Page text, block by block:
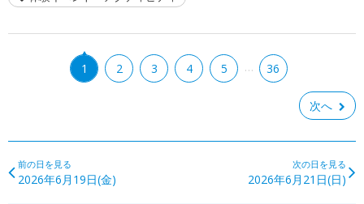
1 2 3 4 5 … 36
次へ
前の日を見る
2026年6月19日(金)
次の日を見る
2026年6月21日(日)